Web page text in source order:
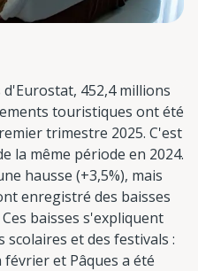
452,4 millions
touristiques ont été
trimestre 2025. C'est
la même période en 2024.
hausse (+3,5%), mais
enregistré des baisses
baisses s'expliquent
scolaires et des festivals :
février et Pâques a été